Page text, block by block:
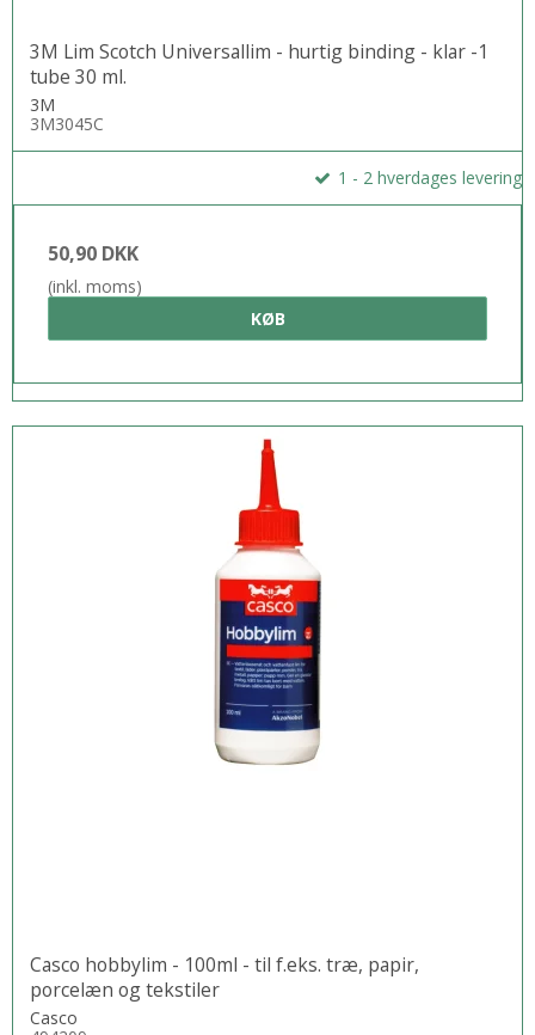
3M Lim Scotch Universallim - hurtig binding - klar -1
tube 30 ml.
3M
3M3045C
1 - 2 hverdages levering
50,90 DKK
(inkl. moms)
KØB
Casco hobbylim - 100ml - til f.eks. træ, papir,
porcelæn og tekstiler
Casco